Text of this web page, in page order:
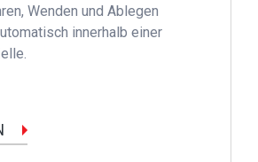
Wenden und Ablegen
innerhalb einer